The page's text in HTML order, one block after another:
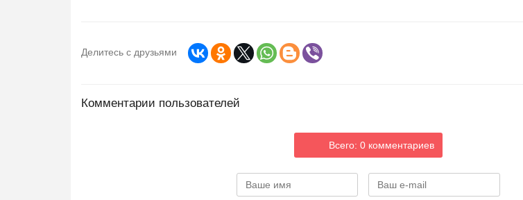
Делитесь с друзьями
Комментарии пользователей
Всего: 0 комментариев